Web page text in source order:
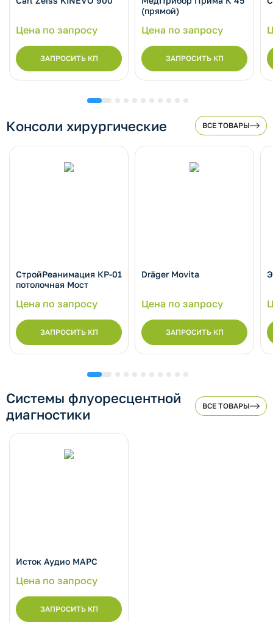
Цена по запросу
ЗАПРОСИТЬ КП
(прямой)
Цена по запросу
ЗАПРОСИТЬ КП
Консоли хирургические ВСЕ ТОВАРЫ
СтройРеанимация КР-01
потолочная Мост
Цена по запросу
ЗАПРОСИТЬ КП
Dräger Movita
Цена по запросу
ЗАПРОСИТЬ КП
Системы флуоресцентной
диагностики
ВСЕ ТОВАРЫ
Исток Аудио МАРС
Цена по запросу
ЗАПРОСИТЬ КП